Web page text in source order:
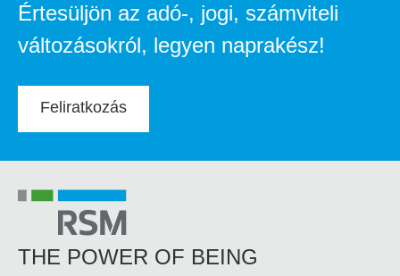
Értesüljön az adó-, jogi, számviteli
változásokról, legyen naprakész!
Feliratkozás
THE POWER OF BEING